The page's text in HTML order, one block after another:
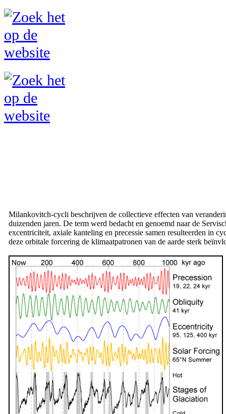
Milankovitch-cycli beschrijven de collectieve effecten van
duizenden jaren. De term werd bedacht en genoemd naar de
excentriciteit, axiale kanteling en precessie samen resulteerden in
deze orbitale forcering de klimaatpatronen van de aarde sterk